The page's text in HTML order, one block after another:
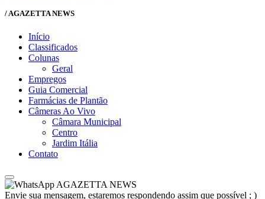
/ AGAZETTA NEWS
Início
Classificados
Colunas
Geral
Empregos
Guia Comercial
Farmácias de Plantão
Câmeras Ao Vivo
Câmara Municipal
Centro
Jardim Itália
Contato
AGAZETTA NEWS
Envie sua mensagem, estaremos respondendo assim que possível ; )